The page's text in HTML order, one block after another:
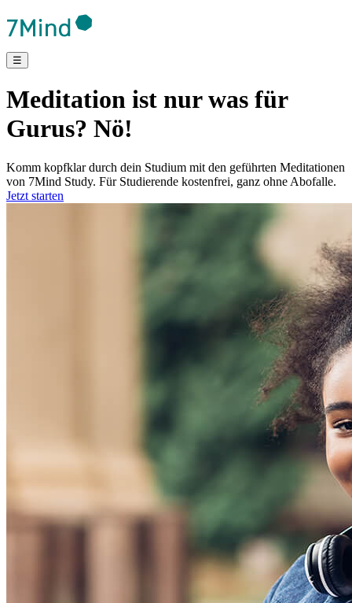
☰
Meditation ist nur was für
Gurus? Nö!
Komm kopfklar durch dein Studium mit den geführten Meditationen
von 7Mind Study. Für Studierende kostenfrei, ganz ohne Abofalle.
Jetzt starten